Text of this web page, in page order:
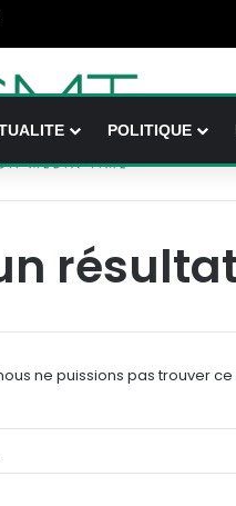
POLITIQUE
ne puissions pas trouver